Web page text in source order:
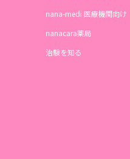
nana-medi 医療機関向け
nanacara薬局
治験を知る